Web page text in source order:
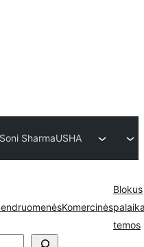
SharmaUSHA
Komercinės
Blokus
temos